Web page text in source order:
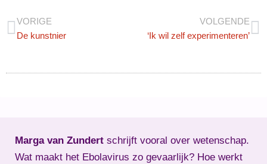
VORIGE
De kunstnier
VOLGENDE
‘Ik wil zelf experimenteren’
Marga van Zundert schrijft vooral over wetenschap.
Wat maakt het Ebolavirus zo gevaarlijk? Hoe werkt